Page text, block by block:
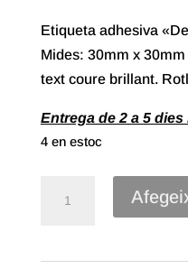
Etiqueta adhesiva
Mides: 30mm x
text coure brillant.
Entrega de 2 a 5 dies
4 en estoc
Adhesiva